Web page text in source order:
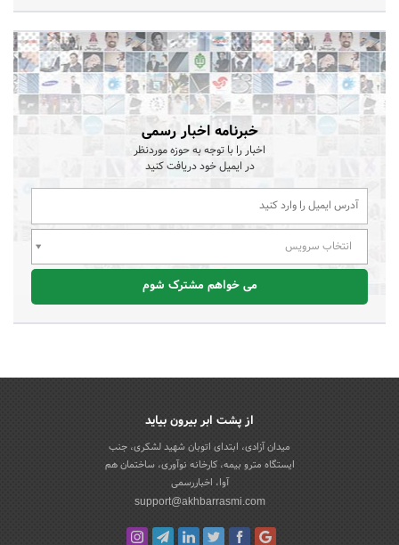
خبرنامه اخبار رسمی
اخبار را با توجه به حوزه موردنظر
در ایمیل خود دریافت کنید
انتخاب سرویس
می خواهم مشترک شوم
از پشت ابر بیرون بیاید
میدان آزادی، ابتدای اتوبان شهید لشکری، جنب
ایستگاه مترو بیمه، کارخانه نوآوری، ساختمان هم
آوا، اخباررسمی
support@akhbarrasmi.com